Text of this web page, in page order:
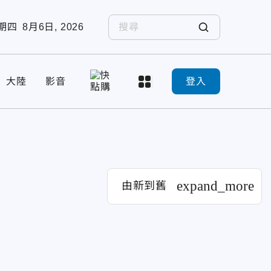
四 8月6日, 2026
大陸 影音 登入
由新到舊 expand_more